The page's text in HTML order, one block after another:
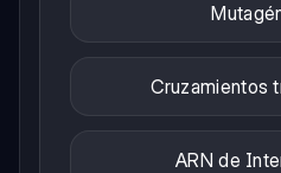
Cruzamientos
ARN de